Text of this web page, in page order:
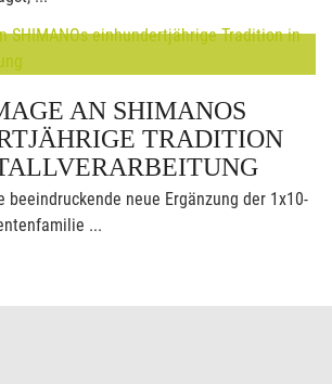
AN SHIMANOS
TRADITION
beeindruckende neue Ergänzung der 1x10-
...